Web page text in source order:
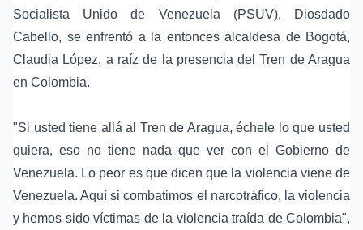
Socialista Unido de Venezuela (PSUV), Diosdado
Cabello, se enfrentó a la entonces alcaldesa de Bogotá,
Claudia López, a raíz de la presencia del Tren de Aragua
en Colombia.
"Si usted tiene allá al Tren de Aragua, échele lo que usted
quiera, eso no tiene nada que ver con el Gobierno de
Venezuela. Lo peor es que dicen que la violencia viene de
Venezuela. Aquí si combatimos el narcotráfico, la violencia
y hemos sido víctimas de la violencia traída de Colombia",